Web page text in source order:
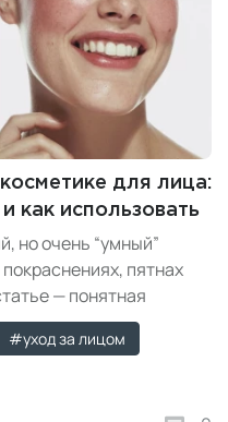
для лица:
как использовать
но очень “умный”
пятнах
— понятная
с чем
раздражения.
#уход за лицом